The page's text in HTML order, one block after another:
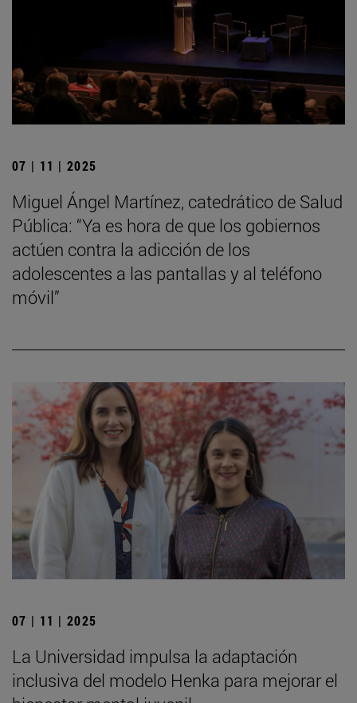
07 | 11 | 2025
Miguel Ángel Martínez, catedrático de Salud
Pública: “Ya es hora de que los gobiernos
actúen contra la adicción de los
adolescentes a las pantallas y al teléfono
móvil”
07 | 11 | 2025
La Universidad impulsa la adaptación
inclusiva del modelo Henka para mejorar el